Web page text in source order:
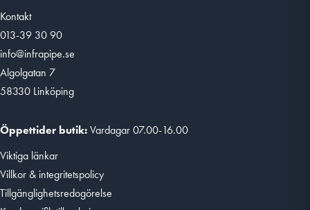
Kontakt
013-39 30 90
info@infrapipe.se
Algolgatan 7
58330 Linköping
Öppettider butik:Vardagar 07.00-16.00
Viktiga länkar
Villkor & integritetspolicy
Tillgänglighetsredogörelse